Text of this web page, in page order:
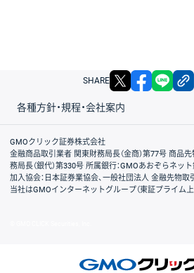
SHARE X
各種方針・規程・会社案内
取引規程・約款
サイトマップ
その他のご案内
個人情報保護方針
最良執行方針
サイトのご利用について
ディスクレイマー
信託保全
リスク説明
会社案内
GMOクリック証券株式会社
金融商品取引業者 関東財務局長（金商）第77号 商品
務局長（銀代）第330号 所属銀行：GMOあおぞらネッ
加入協会：日本証券業協会、一般社団法人 金融先物
当社はGMOインターネットグループ（東証プライム上